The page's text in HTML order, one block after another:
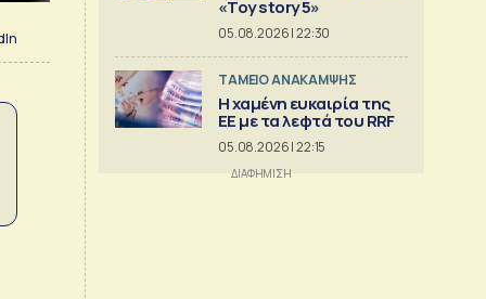
«Toy story 5»
05.08.2026 | 22:30
ΤΑΜΕΙΟ ΑΝΑΚΑΜΨΗΣ
Η χαμένη ευκαιρία της
ΕΕ με τα λεφτά του RRF
05.08.2026 | 22:15